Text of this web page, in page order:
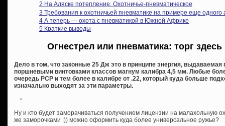
2 На Аляске потепление. Охотничье-пневматическое
3 Требования к охотничьей пневматике на примере еще одного
4 А теперь — охота с пневматикой в Южной Африке
5 Краткие выводы
Огнестрел или пневматика: торг
Дело в том, что законные 25 Дж это в принципе энергия,
поршневыми винтовками классов магнум калибра 4,5 мм. Любые
очередь PCP и тем более в калибре от .22, который куда больше
изначально выходят за эти параметры.
Ну и кто будет заморачиваться получением лицензии на малахольную
же заморочками :)) можно оформить куда более универсальное ружье?